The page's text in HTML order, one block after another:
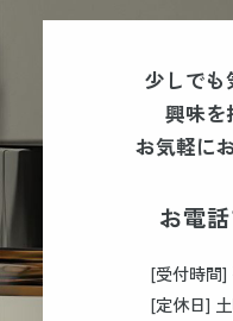
少しでも
興味を
お気軽に
お電
[受付時間]
[定休日]